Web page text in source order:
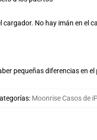
No hay imán en el
pequeñas diferencias en
: Moonrise Casos de